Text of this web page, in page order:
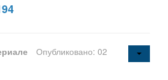
Опубликовано: 02